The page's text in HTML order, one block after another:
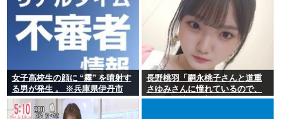
女子高校生の顔に “霧” を噴射す
る男が発生 。 ※兵庫県伊丹市
長野桃羽「嗣永桃子さんと道重
さゆみさんに憧れているので、
ふたりの憧れの部分をぎゅっと